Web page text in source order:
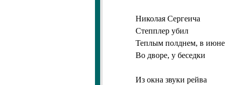
Николая Сергеича
Степплер убил
Теплым полднем, в июне
Во дворе, у беседки
Из окна звуки рейва